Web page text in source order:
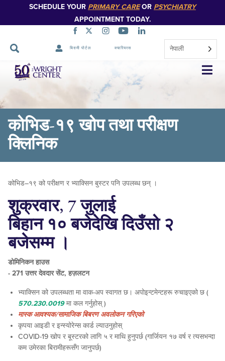
SCHEDULE YOUR PRIMARY CAREOR PSYCHIATRY
APPOINTMENT TODAY.
बिरामी पोर्टल क्यारियरस नेपाली
नेभिगेसन
स्किप
कोभिड-१९ खोप तथा परीक्षण
क्लिनिक
कोभिड–१९ को परीक्षण र भ्याक्सिन बुस्टर पनि उपलब्ध छन् ।
शुक्रवार, 7 जुलाई
बिहान १० बजेदेखि दिउँसो २
बजेसम्म ।
डोमिनिकन हाउस
- 271 उत्तर देवदार सेंट, हज़लटन
भ्याक्सिन को उपलब्धता मा वाक-अप स्वागत छ। अपोइन्टमेन्टहरू रुचाइएको छ (
570.230.0019मा कल गर्नुहोस् )
मास्क आवश्यक/सामाजिक बिबरण अवलोकन गरिएको
कृपया आइडी र इन्स्योरेन्स कार्ड ल्याउनुहोस्
COVID-19 खोप र बूस्टरको लागि ५ र माथि हुनुपर्छ (गार्जियन १७ वर्ष र त्यसभन्दा
कम उमेरका बिरामीहरूसँग जानुपर्छ)